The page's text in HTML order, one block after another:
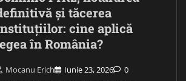
și tăcerea
cine aplică
în România?
Mocanu Erich Iunie 23, 2026 0